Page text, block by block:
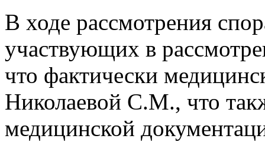
В ходе рассмотрения
участвующих в
что фактически
Николаевой С.М., что
медицинской